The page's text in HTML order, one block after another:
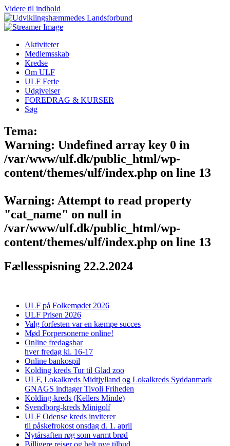
Videre til indhold
Aktiviteter
Medlemsskab
Kredse
Om ULF
ULF Ferie
Udgivelser
FOREDRAG & KURSER
Søg
Tema:
Warning: Undefined array key 0 in
/var/www/ulf.dk/public_html/wp-
content/themes/ulf/index.php on line 13
Warning: Attempt to read property
"cat_name" on null in
/var/www/ulf.dk/public_html/wp-
content/themes/ulf/index.php on line 13
Fællesspisning 22.2.2024
ULF på Folkemødet 2026
ULF Prisen 2026
Valg forfesten var en kæmpe succes
Mød Forpersonerne online!
Online fredagsbar
hver fredag kl. 16-17
Online bankospil
Kolding kreds Tur til Glad zoo
ULF, Lokalkreds Midtjylland og Lokalkreds Syddanmark
GNAGS indtager Tivoli Friheden
Kolding-kreds (Kellers Minde)
Svendborg-kreds Minigolf
ULF Odense kreds inviterer
til påskefrokost onsdag d. 1. april
Nytårsaften røg som varmt brød
Billigere rejser og helt nye tilbud